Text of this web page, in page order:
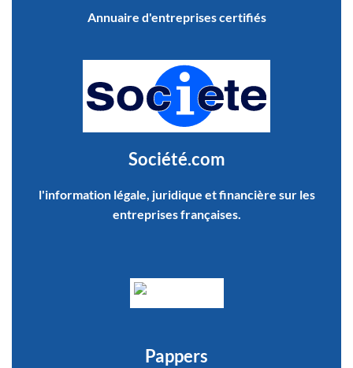
Annuaire d'entreprises certifiés
Société.com
l'information légale, juridique et financière sur les
entreprises françaises.
Pappers